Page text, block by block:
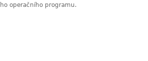
operačního programu.